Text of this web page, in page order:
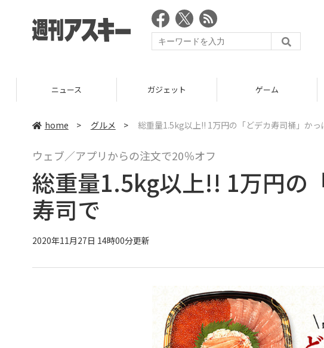
ニュース ガジェット ゲーム
home > グルメ > 総重量1.5kg以上!! 1万円の「どデカ寿司桶」かっ
ウェブ／アプリからの注文で20％オフ
総重量1.5kg以上!! 1万円の
寿司で
2020年11月27日 14時00分更新